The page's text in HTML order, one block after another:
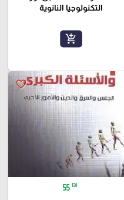
التكنولوجيا النانوية
add_shopping_cart
favorite_border
55 ₪